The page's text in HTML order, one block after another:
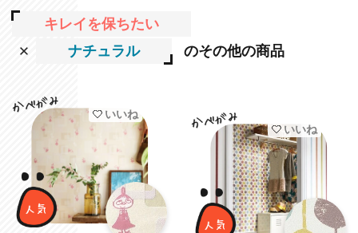
キレイを保ちたい
ナチュラル
のその他の商品
いいね
いいね